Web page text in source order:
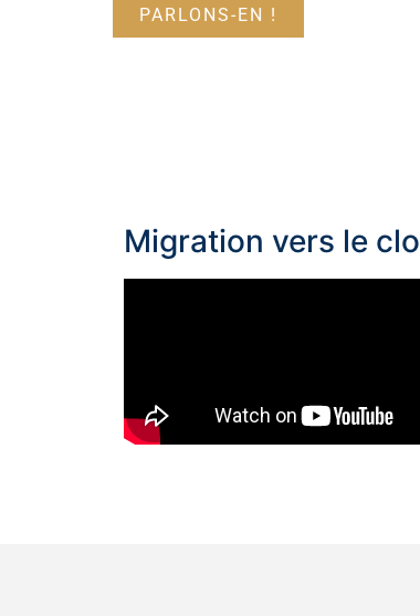
PARLONS-EN !
Migration vers le